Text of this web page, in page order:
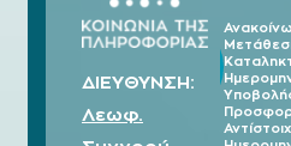
ΔΙΕΥΘΥΝΣΗ:
Λεωφ.